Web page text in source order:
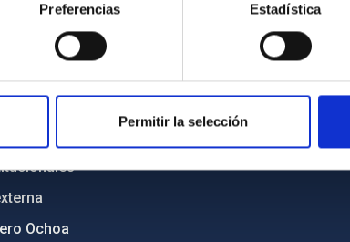
Preferencias Estadística
Permitir la selección
política antifraude
y Sostenibilidad
Ochoa
Políticas de privacidad
Aviso legal